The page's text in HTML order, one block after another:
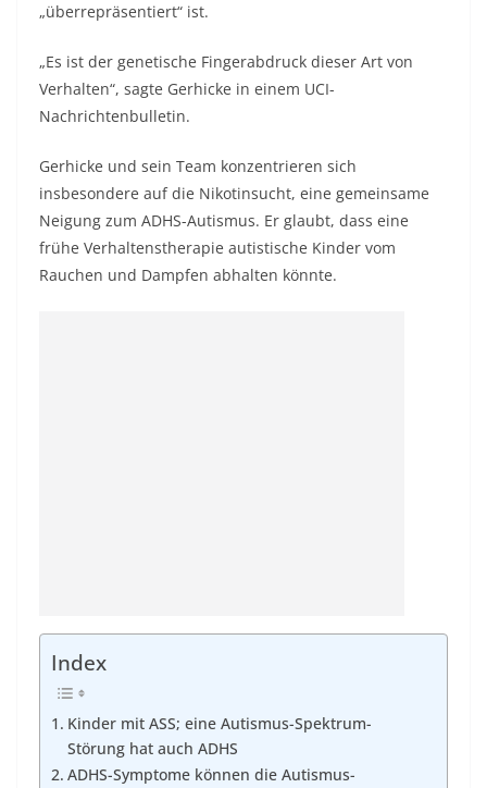
„überrepräsentiert“ ist.
„Es ist der genetische Fingerabdruck dieser Art von
Verhalten“, sagte Gerhicke in einem UCI-
Nachrichtenbulletin.
Gerhicke und sein Team konzentrieren sich
insbesondere auf die Nikotinsucht, eine gemeinsame
Neigung zum ADHS-Autismus. Er glaubt, dass eine
frühe Verhaltenstherapie autistische Kinder vom
Rauchen und Dampfen abhalten könnte.
Index
Kinder mit ASS; eine Autismus-Spektrum-
Störung hat auch ADHS
ADHS-Symptome können die Autismus-